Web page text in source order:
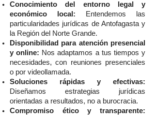
Conocimiento del entorno legal y
económico local: Entendemos las
particularidades jurídicas de Antofagasta y
la Región del Norte Grande.
Disponibilidad para atención presencial
y online: Nos adaptamos a tus tiempos y
necesidades, con reuniones presenciales
o por videollamada.
Soluciones rápidas y efectivas:
Diseñamos estrategias jurídicas
orientadas a resultados, no a burocracia.
Compromiso ético y transparente: